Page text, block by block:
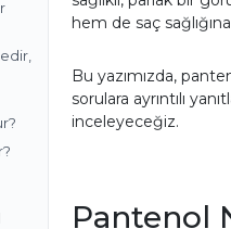
hem de saç
Bu yazımızda,
sorulara ayrıntılı
inceleyeceğiz.
Pantenol